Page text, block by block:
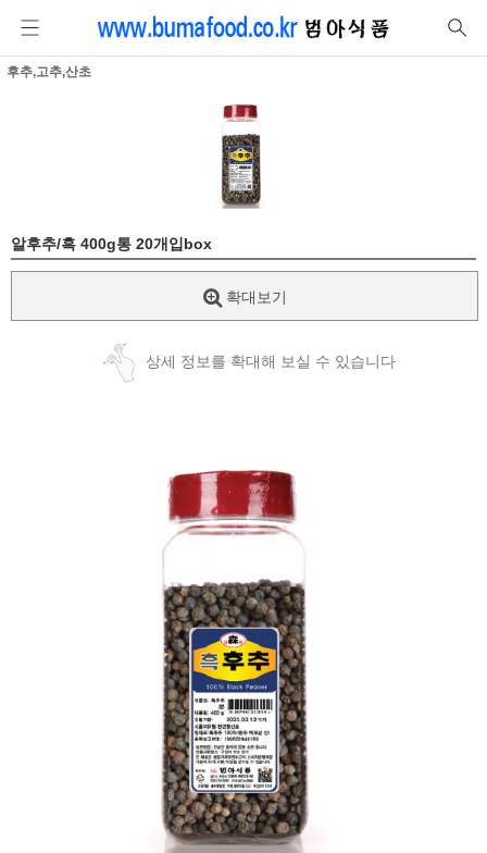
후추,고추,산초
알후추/흑 400g통 20개입box
확대보기
상세 정보를 확대해 보실 수 있습니다